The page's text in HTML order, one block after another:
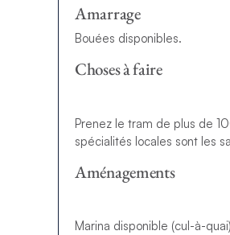
Amarrage
Bouées disponibles.
Choses à faire
Prenez le tram de plus de
spécialités locales sont les
Aménagements
Marina disponible (cul-à-